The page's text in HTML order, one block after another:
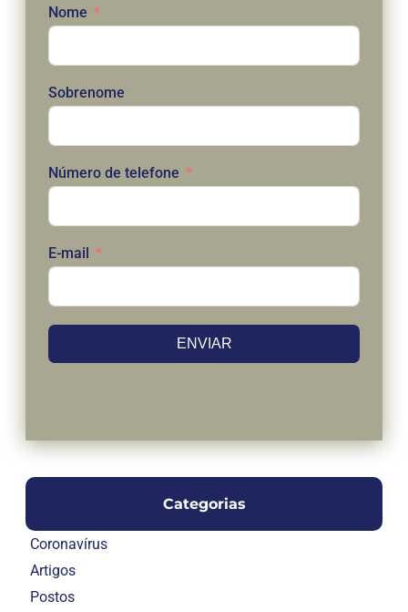
Nome
Sobrenome
Número de telefone
E-mail
ENVIAR
Categorias
Coronavírus
Artigos
Postos